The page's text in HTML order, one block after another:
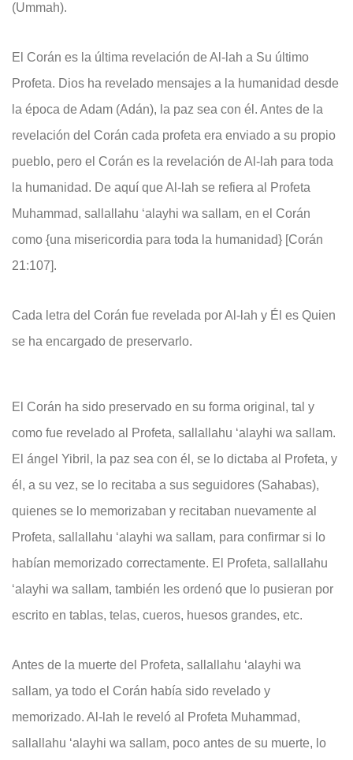
(Ummah).
El Corán es la última revelación de Al-lah a Su último
Profeta. Dios ha revelado mensajes a la humanidad desde
la época de Adam (Adán), la paz sea con él. Antes de la
revelación del Corán cada profeta era enviado a su propio
pueblo, pero el Corán es la revelación de Al-lah para toda
la humanidad. De aquí que Al-lah se refiera al Profeta
Muhammad, sallallahu ‘alayhi wa sallam, en el Corán
como {una misericordia para toda la humanidad} [Corán
21:107].
Cada letra del Corán fue revelada por Al-lah y Él es Quien
se ha encargado de preservarlo.
El Corán ha sido preservado en su forma original, tal y
como fue revelado al Profeta, sallallahu ‘alayhi wa sallam.
El ángel Yibril, la paz sea con él, se lo dictaba al Profeta, y
él, a su vez, se lo recitaba a sus seguidores (Sahabas),
quienes se lo memorizaban y recitaban nuevamente al
Profeta, sallallahu ‘alayhi wa sallam, para confirmar si lo
habían memorizado correctamente. El Profeta, sallallahu
‘alayhi wa sallam, también les ordenó que lo pusieran por
escrito en tablas, telas, cueros, huesos grandes, etc.
Antes de la muerte del Profeta, sallallahu ‘alayhi wa
sallam, ya todo el Corán había sido revelado y
memorizado. Al-lah le reveló al Profeta Muhammad,
sallallahu ‘alayhi wa sallam, poco antes de su muerte, lo